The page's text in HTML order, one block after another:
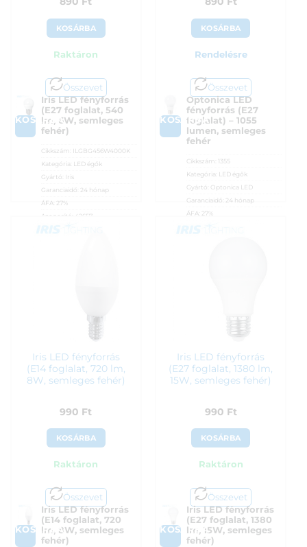
KOSÁRBA
Raktáron
Összevet
KOSÁRBA
Iris LED fényforrás
(E27 foglalat, 540
lm, 6W, semleges
fehér)
Cikkszám: ILGBG456W4000K
Kategória: LED égők
Gyártó: Iris
Garanciaidő: 24 hónap
ÁFA: 27%
Azonosító:
42657
KOSÁRBA
Rendelésre
Összevet
KOSÁRBA
Optonica LED
fényforrás (E27
foglalat) – 1055
lumen, semleges
fehér
Cikkszám: 1355
Kategória: LED égők
Gyártó: Optonica LED
Garanciaidő: 24 hónap
ÁFA: 27%
Iris LED fényforrás
(E14 foglalat, 720 lm,
8W, semleges fehér)
990 Ft
KOSÁRBA
Raktáron
Összevet
KOSÁRBA
Iris LED fényforrás
(E14 foglalat, 720
lm, 8W, semleges
fehér)
Iris LED fényforrás
(E27 foglalat, 1380 lm,
15W, semleges fehér)
990 Ft
KOSÁRBA
Raktáron
Összevet
KOSÁRBA
Iris LED fényforrás
(E27 foglalat, 1380
lm, 15W, semleges
fehér)